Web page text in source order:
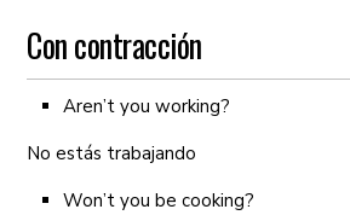
Con contracción
Aren’t you working?
No estás trabajando
Won’t you be cooking?